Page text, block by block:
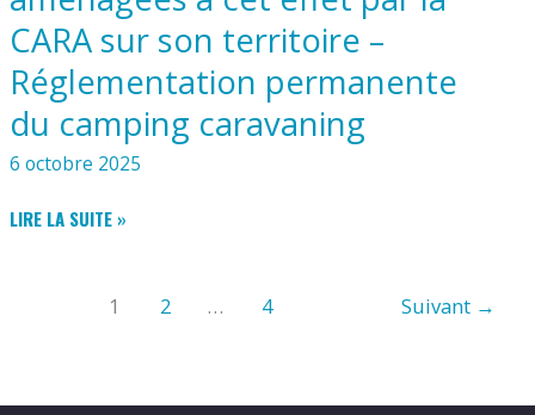
CARA sur son territoire –
Réglementation permanente
du camping caravaning
6 octobre 2025
INTERDICTION
DES
LIRE LA SUITE »
1 2 … 4 Suivant →